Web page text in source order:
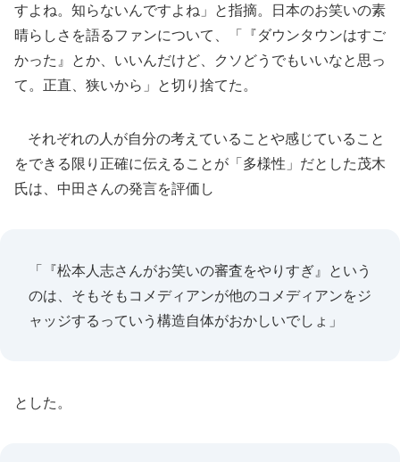
すよね。知らないんですよね」と指摘。日本のお笑いの素
晴らしさを語るファンについて、「『ダウンタウンはすご
かった』とか、いいんだけど、クソどうでもいいなと思っ
て。正直、狭いから」と切り捨てた。
それぞれの人が自分の考えていることや感じていること
をできる限り正確に伝えることが「多様性」だとした茂木
氏は、中田さんの発言を評価し
「『松本人志さんがお笑いの審査をやりすぎ』という
のは、そもそもコメディアンが他のコメディアンをジ
ャッジするっていう構造自体がおかしいでしょ」
とした。